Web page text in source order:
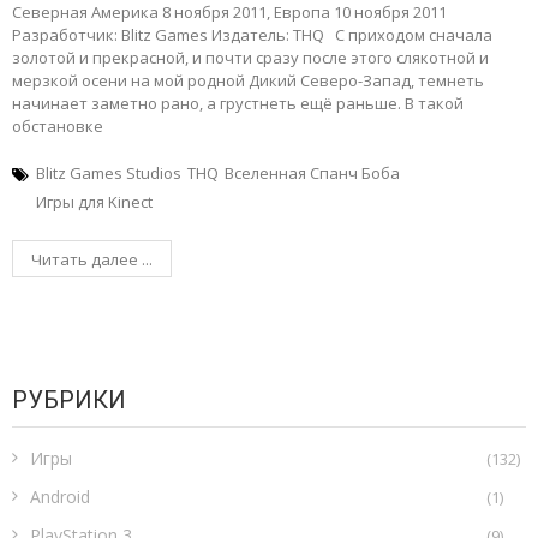
Северная Америка 8 ноября 2011, Европа 10 ноября 2011
Разработчик: Blitz Games Издатель: THQ С приходом сначала
золотой и прекрасной, и почти сразу после этого слякотной и
мерзкой осени на мой родной Дикий Северо-Запад, темнеть
начинает заметно рано, а грустнеть ещё раньше. В такой
обстановке
Blitz Games Studios THQ Вселенная Спанч Боба
Игры для Kinect
Читать далее ...
РУБРИКИ
Игры (132)
Android (1)